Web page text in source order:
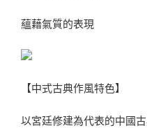
蘊藉氣質的表現
【中式古典作風特色】
以宮廷修建為代表的中國